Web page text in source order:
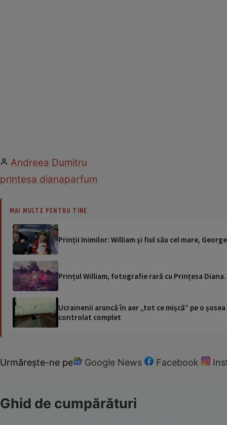
Andreea Dumitru
printesa dianaparfum
MAI MULTE PENTRU TINE
Prinții Inimilor: William și fiul său cel mare,
Prințul William, fotografie rară cu Prințesa
Ucrainenii aruncă în aer „tot ce mișcă” pe o
controlat complet
Urmărește-ne pe Google News Facebook
Ghid de cumpărături